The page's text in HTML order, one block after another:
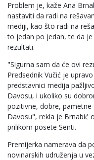
Problem je, kaže Ana
nastaviti da radi na
mediji, kao što radi na
to jedan po jedan, te da
rezultati.
"Sigurna sam da će ovi
Predsednik Vučić je
predstavnici medija
Davosu, i ukoliko su
pozitivne, dobre,
Davosu", rekla je Brnabić
prilikom posete Senti.
Premijerka namerava da
novinarskih udruženja u